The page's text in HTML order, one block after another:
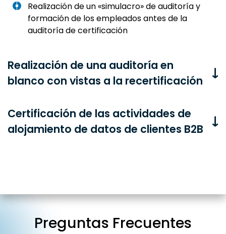
Realización de un «simulacro» de auditoría y
formación de los empleados antes de la
auditoría de certificación
Realización de una auditoría en
blanco con vistas a la recertificación
Certificación de las actividades de
alojamiento de datos de clientes B2B
Preguntas Frecuentes